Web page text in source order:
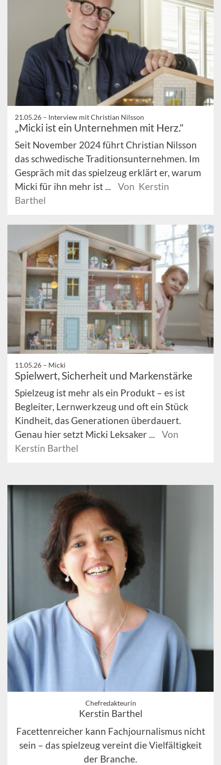
21.05.26 – Interview mit Christian Nilsson
„Micki ist ein Unternehmen mit Herz."
Seit November 2024 führt Christian Nilsson
das schwedische Traditionsunternehmen. Im
Gespräch mit das spielzeug erklärt er, warum
Micki für ihn mehr ist ...
Von Kerstin
Barthel
11.05.26 – Micki
Spielwert, Sicherheit und Markenstärke
Spielzeug ist mehr als ein Produkt – es ist
Begleiter, Lernwerkzeug und oft ein Stück
Kindheit, das Generationen überdauert.
Genau hier setzt Micki Leksaker ...
Von
Kerstin Barthel
Chefredakteurin
Kerstin Barthel
Facettenreicher kann Fachjournalismus nicht
sein – das spielzeug vereint die Vielfältigkeit
der Branche.